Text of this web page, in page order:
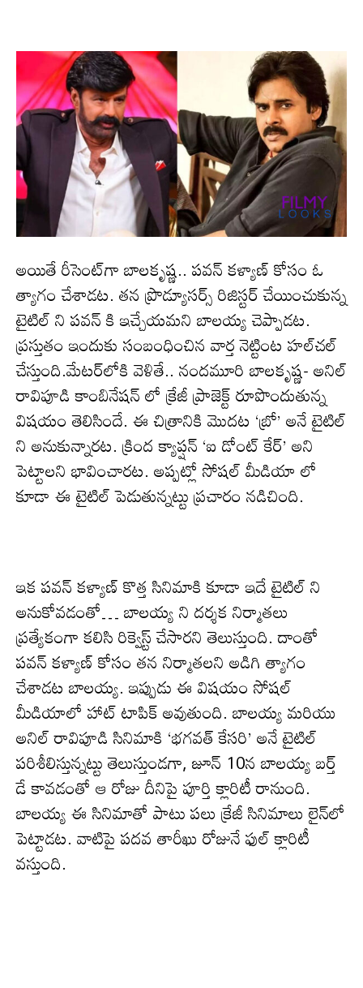
అయితే రీసెంట్‌గా బాల‌కృష్ణ‌.. ప‌వ‌న్ క‌ళ్యాణ్ కోసం ఓ
త్యాగం చేశాడ‌ట‌. తన ప్రొడ్యూసర్స్ రిజిస్టర్ చేయించుకున్న
టైటిల్ ని ప‌వ‌న్ కి ఇచ్చేయ‌మ‌ని బాలయ్య చెప్పాడ‌ట‌.
ప్ర‌స్తుతం ఇందుకు సంబంధించిన వార్త నెట్టింట హ‌ల్‌చ‌ల్
చేస్తుంది.మేట‌ర్‌లోకి వెళితే.. నందమూరి బాలకృష్ణ- అనిల్
రావిపూడి కాంబినేషన్ లో క్రేజీ ప్రాజెక్ట్ రూపొందుతున్న
విష‌యం తెలిసిందే. ఈ చిత్రానికి మొదట ‘బ్రో’ అనే టైటిల్
ని అనుకున్నారట. క్రింద క్యాప్షన్ ‘ఐ డోంట్ కేర్’ అని
పెట్టాలని భావించార‌ట‌. అప్పట్లో సోషల్ మీడియా లో
కూడా ఈ టైటిల్ పెడుతున్న‌ట్టు ప్ర‌చారం న‌డిచింది.
ఇక పవన్ కళ్యాణ్ కొత్త సినిమాకి కూడా ఇదే టైటిల్ ని
అనుకోవ‌డంతో… బాలయ్య ని దర్శక నిర్మాతలు
ప్రత్యేకంగా కలిసి రిక్వెస్ట్ చేసార‌ని తెలుస్తుంది. దాంతో
పవన్ కళ్యాణ్ కోసం త‌న నిర్మాత‌ల‌ని అడిగి త్యాగం
చేశాడ‌ట బాల‌య్య‌. ఇప్పుడు ఈ విష‌యం సోష‌ల్
మీడియాలో హాట్ టాపిక్ అవుతుంది. బాలయ్య మరియు
అనిల్ రావిపూడి సినిమాకి ‘భగవత్ కేసరి’ అనే టైటిల్
ప‌రిశీలిస్తున్న‌ట్టు తెలుస్తుండ‌గా, జూన్ 10న బాల‌య్య బ‌ర్త్
డే కావ‌డంతో ఆ రోజు దీనిపై పూర్తి క్లారిటీ రానుంది.
బాల‌య్య ఈ సినిమాతో పాటు ప‌లు క్రేజీ సినిమాలు లైన్‌లో
పెట్టాడ‌ట‌. వాటిపై ప‌ద‌వ తారీఖు రోజునే ఫుల్ క్లారిటీ
వ‌స్తుంది.